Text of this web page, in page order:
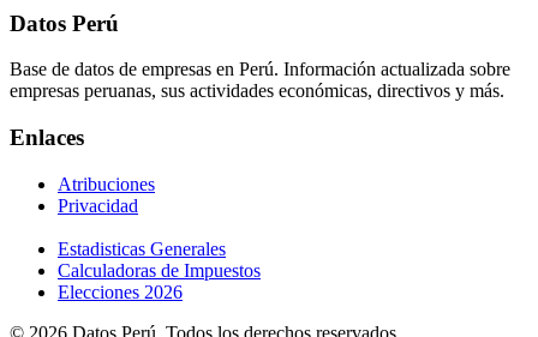
Datos Perú
Base de datos de empresas en Perú. Información actualizada sobre
empresas peruanas, sus actividades económicas, directivos y más.
Enlaces
Atribuciones
Privacidad
Estadisticas Generales
Calculadoras de Impuestos
Elecciones 2026